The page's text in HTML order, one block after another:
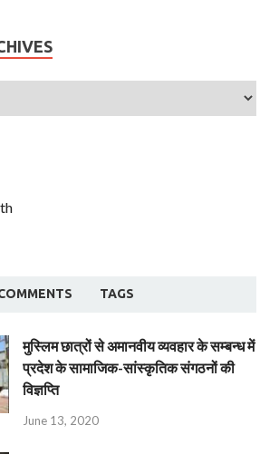
TAGS
मुस्लिम छात्रों से अमानवीय व्यवहार के सम्बन्ध में
प्रदेश के सामाजिक-सांस्कृतिक संगठनों की
विज्ञप्ति
June 13, 2020